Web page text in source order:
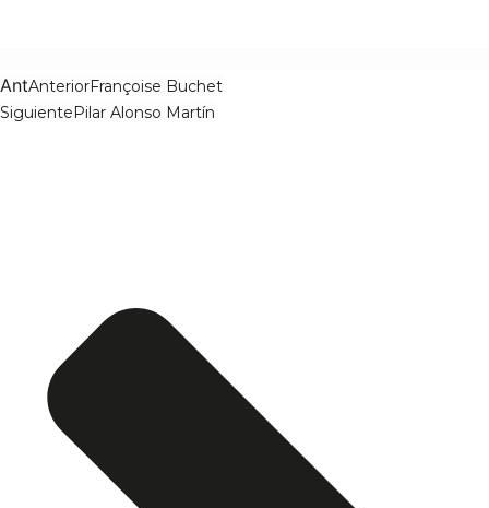
AntAnteriorFrançoise Buchet
SiguientePilar Alonso Martín